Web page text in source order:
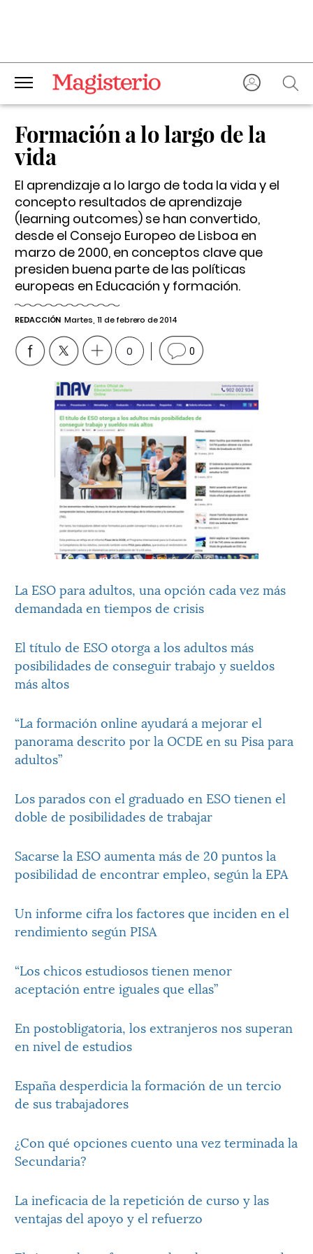
Formación a lo largo de la
vida
El aprendizaje a lo largo de toda la vida y el
concepto resultados de aprendizaje
(learning outcomes) se han convertido,
desde el Consejo Europeo de Lisboa en
marzo de 2000, en conceptos clave que
presiden buena parte de las políticas
europeas en Educación y formación.
REDACCIÓN Martes, 11 de febrero de 2014
0 0
La ESO para adultos, una opción cada vez más
demandada en tiempos de crisis
El título de ESO otorga a los adultos más
posibilidades de conseguir trabajo y sueldos
más altos
“La formación online ayudará a mejorar el
panorama descrito por la OCDE en su Pisa para
adultos”
Los parados con el graduado en ESO tienen el
doble de posibilidades de trabajar
Sacarse la ESO aumenta más de 20 puntos la
posibilidad de encontrar empleo, según la EPA
Un informe cifra los factores que inciden en el
rendimiento según PISA
“Los chicos estudiosos tienen menor
aceptación entre iguales que ellas”
En postobligatoria, los extranjeros nos superan
en nivel de estudios
España desperdicia la formación de un tercio
de sus trabajadores
¿Con qué opciones cuento una vez terminada la
Secundaria?
La ineficacia de la repetición de curso y las
ventajas del apoyo y el refuerzo